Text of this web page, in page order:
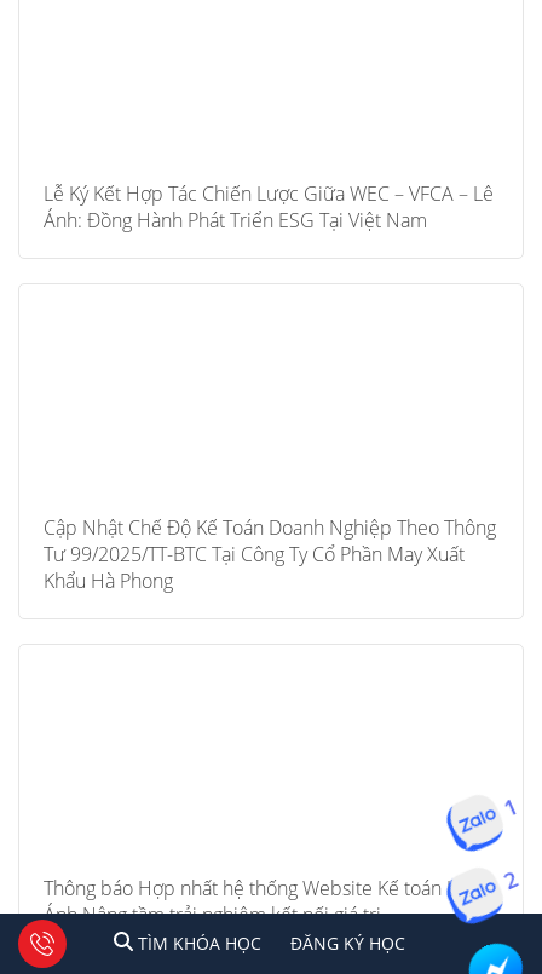
Lễ Ký Kết Hợp Tác Chiến Lược Giữa WEC – VFCA – Lê
Ánh: Đồng Hành Phát Triển ESG Tại Việt Nam
Cập Nhật Chế Độ Kế Toán Doanh Nghiệp Theo Thông
Tư 99/2025/TT-BTC Tại Công Ty Cổ Phần May Xuất
Khẩu Hà Phong
Thông báo Hợp nhất hệ thống Website Kế toán Lê
Ánh Nâng tầm trải nghiệm kết nối giá trị
TÌM KHÓA HỌC
ĐĂNG KÍ HỌC
1 2 Tư vấn facebook
TÌM KHÓA HỌC ĐĂNG KÝ HỌC
1
2